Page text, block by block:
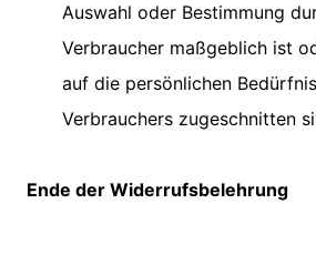
Auswahl oder Bestimmung
Verbraucher maßgeblich ist
auf die persönlichen
Verbrauchers zugeschnitten
Ende der Widerrufsbelehrung